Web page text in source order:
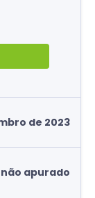
de 2023
apurado